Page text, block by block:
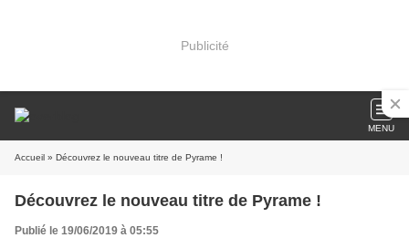
Publicité
MENU
Accueil » Découvrez le nouveau titre de Pyrame !
Découvrez le nouveau titre de Pyrame !
Publié le 19/06/2019 à 05:55